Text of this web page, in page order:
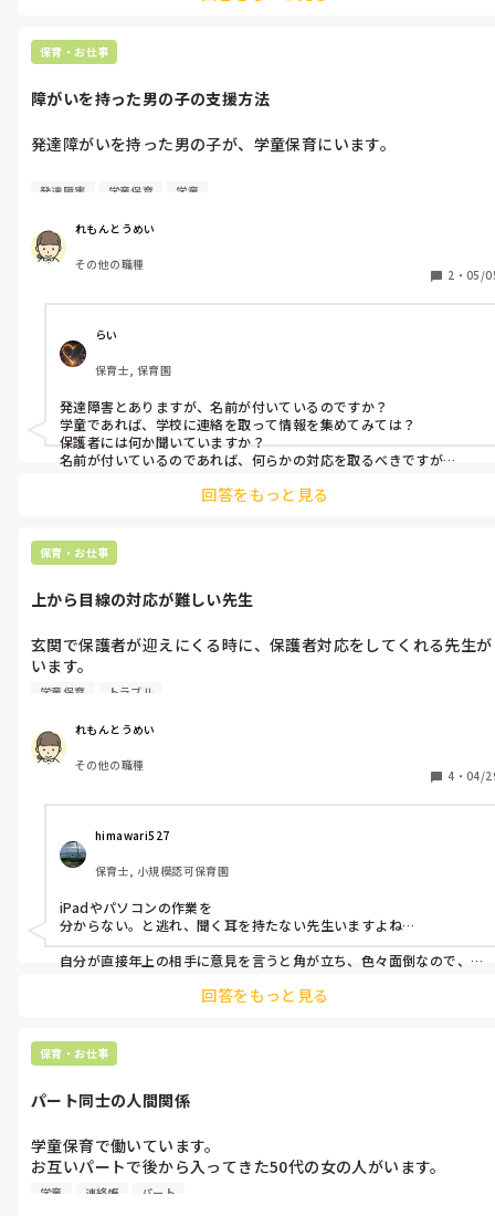
お子さんたちと楽しく製作できるといいですね♪
保育・お仕事
障がいを持った男の子の支援方法
発達障がいを持った男の子が、学童保育にいます。
その子は良いところもあるのですが、蹴ったり叩いたり、胸を触
注意すると、「ごめんなさい」と言い、止めることもあります
が、止めない時もあります。
発達障害 学童保育 学童
れもんとうめい
その他の職種
2 ・ 05/
らい
保育士, 保育園
発達障害とありますが、名前が付いているのですか？
学童であれば、学校に連絡を取って情報を集めてみては？
保護者には何か聞いていますか？
名前が付いているのであれば、何らかの対応を取るべきですが…
回答をもっと見る
保育・お仕事
上から目線の対応が難しい先生
玄関で保護者が迎えにくる時に、保護者対応をしてくれる先生が
います。
たないように、その先生が保護者対応をして、私が掃除などをし
ています。
「救急箱取ってきて」、「◯◯くんお迎えきたから呼んでき
て」、「◯◯ちゃんが宿題分からないところあるから、教えてあ
げて」、「おやつの時間で、私(その先生)が少し抜けるから見て
など仕方ないと思いますが、私もやることがあり忙しいので負担
です💦
うまく断れることもあれば、逃げられないこともあり、つらいで
私よりも後から入職したたのに、、、と少しモヤモヤします。
その先生が、最近入ってきた他の先生の悪口を聞いてしまってか
んなさいくらい言ってくれても良いのにと思ってしまいます。入
職当初は仕方ないことだなあと思っていましたが、まだ、子ども
の名前は間違えるし、「分からない」で逃れるし、教えようとし
学童保育 トラブル
れもんとうめい
その他の職種
4 ・ 04/
himawari527
保育士, 小規模認可保育園
iPadやパソコンの作業を
分からない。と逃れ、聞く耳を持たない先生いますよね…
自分が直接年上の相手に意見を言うと角が立ち、色々面倒なので、
回答をもっと見る
保育・お仕事
パート同士の人間関係
学童保育で働いています。
お互いパートで後から入ってきた50代の女の人がいます。
私もその人も連絡帳を書いたことは、今までありません💦
学童 連絡帳 パート